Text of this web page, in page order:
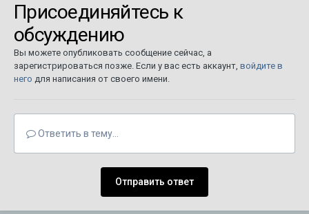
Присоединяйтесь к
обсуждению
Вы можете опубликовать сообщение сейчас, а
зарегистрироваться позже. Если у вас есть аккаунт, войдите в
него для написания от своего имени.
Ответить в тему...
Отправить ответ